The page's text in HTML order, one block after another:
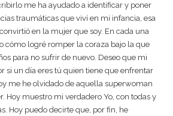
me ha ayudado a identificar y poner
traumáticas que viví en mi infancia, esa
en la mujer que soy. En cada una
cómo logré romper la coraza bajo la que
para no sufrir de nuevo. Deseo que mi
si un día eres tú quien tiene que enfrentar
me he olvidado de aquella superwoman
Hoy muestro mi verdadero Yo, con todas y
Hoy puedo decirte que, por fin, he